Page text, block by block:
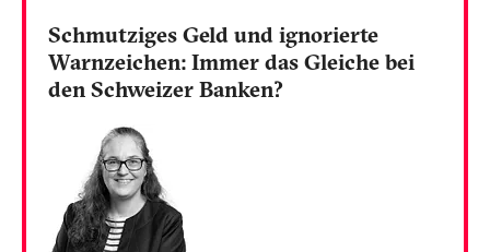
Schmutziges Geld und ignorierte
Warnzeichen: Immer das Gleiche bei
den Schweizer Banken?